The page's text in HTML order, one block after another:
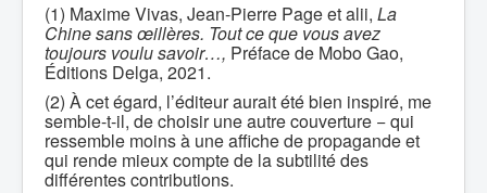
(1) Maxime Vivas, Jean-Pierre Page et alii, La
Chine sans œillères. Tout ce que vous avez
toujours voulu savoir…, Préface de Mobo Gao,
Éditions Delga, 2021.
(2) À cet égard, l’éditeur aurait été bien inspiré, me
semble-t-il, de choisir une autre couverture − qui
ressemble moins à une affiche de propagande et
qui rende mieux compte de la subtilité des
différentes contributions.